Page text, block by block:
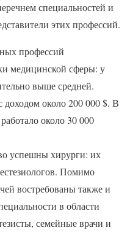
специальностей и
этих профессий.
профессий
медицинской сферы: у
выше средней.
около 200 000 $. В
около 30 000
успешны хирурги: их
Помимо
востребованы также и
в области
семейные врачи и